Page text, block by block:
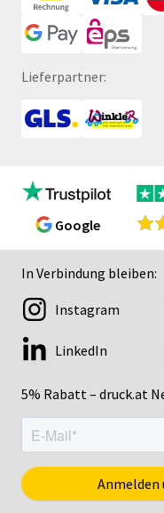
Lieferpartner:
Google
In Verbindung bleiben:
5% Rabatt – druck.at
Instagram
LinkedIn